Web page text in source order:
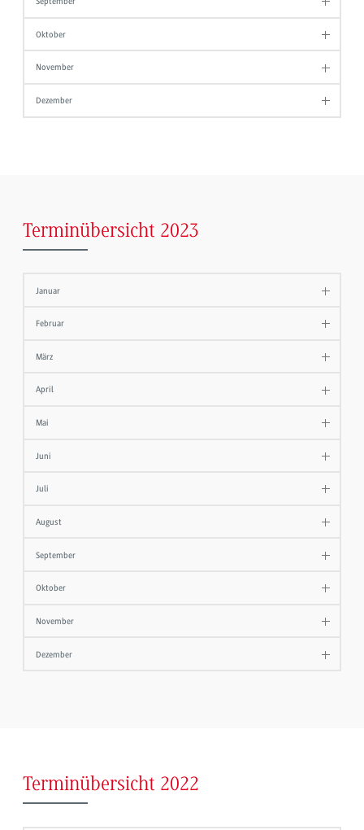
Oktober
November
Dezember
Terminübersicht 2023
Januar
Februar
März
April
Mai
Juni
Juli
August
September
Oktober
November
Dezember
Terminübersicht 2022